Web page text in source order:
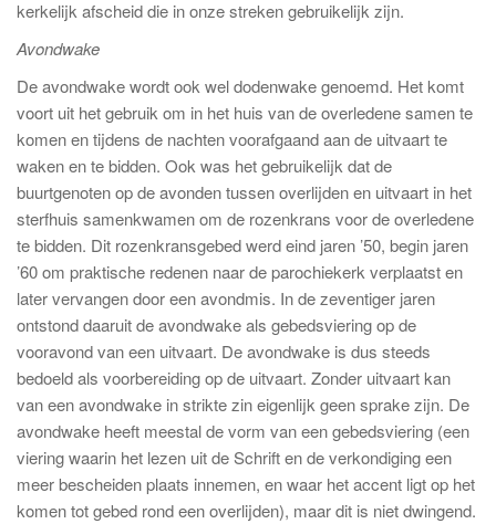
kerkelijk afscheid die in onze streken gebruikelijk zijn.
Avondwake
De avondwake wordt ook wel dodenwake genoemd. Het komt
voort uit het gebruik om in het huis van de overledene samen te
komen en tijdens de nachten voorafgaand aan de uitvaart te
waken en te bidden. Ook was het gebruikelijk dat de
buurtgenoten op de avonden tussen overlijden en uitvaart in het
sterfhuis samenkwamen om de rozenkrans voor de overledene
te bidden. Dit rozenkransgebed werd eind jaren ’50, begin jaren
’60 om praktische redenen naar de parochiekerk verplaatst en
later vervangen door een avondmis. In de zeventiger jaren
ontstond daaruit de avondwake als gebedsviering op de
vooravond van een uitvaart. De avondwake is dus steeds
bedoeld als voorbereiding op de uitvaart. Zonder uitvaart kan
van een avondwake in strikte zin eigenlijk geen sprake zijn. De
avondwake heeft meestal de vorm van een gebedsviering (een
viering waarin het lezen uit de Schrift en de verkondiging een
meer bescheiden plaats innemen, en waar het accent ligt op het
komen tot gebed rond een overlijden), maar dit is niet dwingend.